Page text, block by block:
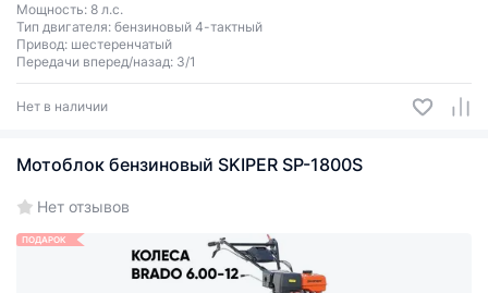
Мощность: 8 л.с.
Тип двигателя: бензиновый 4-тактный
Привод: шестеренчатый
Передачи вперед/назад: 3/1
Размер колес: 6 х 12 см
Дифференциал: нет
Нет в наличии
Мотоблок бензиновый SKIPER SP-1800S
Нет отзывов
ПОДАРОК